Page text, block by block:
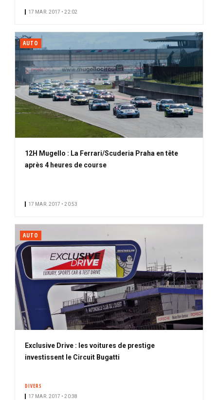
17 MAR. 2017 • 22:02
AUTO
12H Mugello : La Ferrari/Scuderia Praha en tête
après 4 heures de course
17 MAR. 2017 • 20:53
AUTO
Exclusive Drive : les voitures de prestige
investissent le Circuit Bugatti
DIVERS
17 MAR. 2017 • 20:38